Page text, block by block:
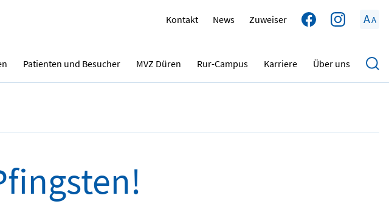
Kontakt News Zuweiser AA
Patienten und Besucher MVZ Düren Rur-Campus Karriere Über uns
19.05.2024